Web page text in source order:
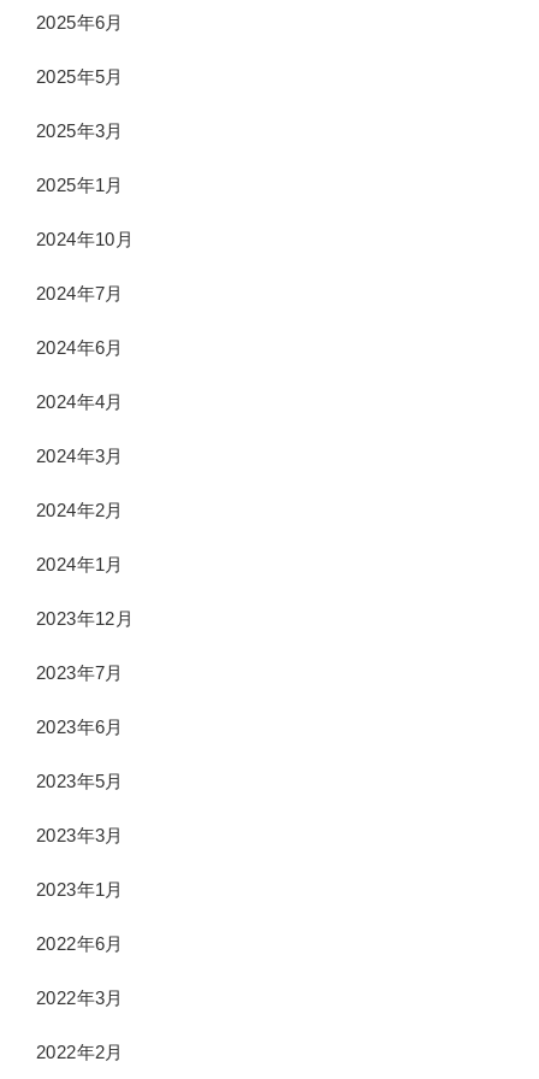
2025年6月
2025年5月
2025年3月
2025年1月
2024年10月
2024年7月
2024年6月
2024年4月
2024年3月
2024年2月
2024年1月
2023年12月
2023年7月
2023年6月
2023年5月
2023年3月
2023年1月
2022年6月
2022年3月
2022年2月